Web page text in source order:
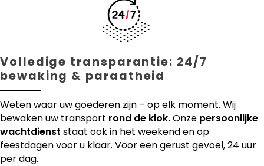
Volledige transparantie: 24/7
bewaking & paraatheid
Weten waar uw goederen zijn – op elk moment. Wij
bewaken uw transport rond de klok.Onze persoonlijke
wachtdienst staat ook in het weekend en op
feestdagen voor u klaar. Voor een gerust gevoel, 24 uur
per dag.